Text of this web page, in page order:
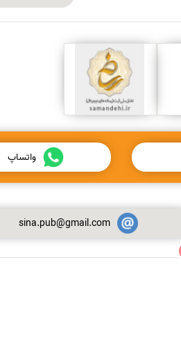
واتساپ
sina.pub@gmail.com